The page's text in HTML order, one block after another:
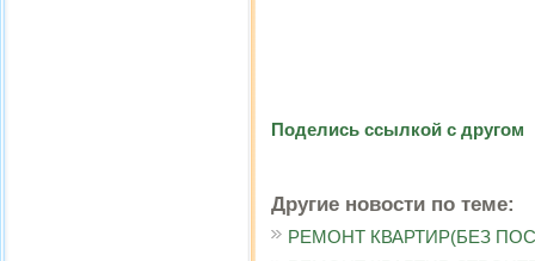
Поделись ссылкой с другом
Другие новости по теме:
РЕМОНТ КВАРТИР(БЕЗ